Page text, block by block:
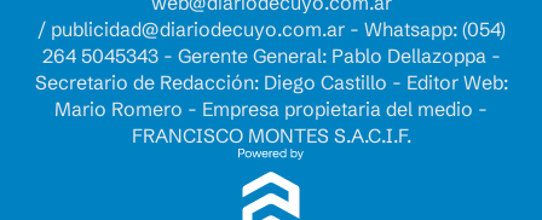
/ publicidad@diariodecuyo.com.ar- Whatsapp: (054)
264 5045343 - Gerente General: Pablo Dellazoppa -
Secretario de Redacción: Diego Castillo - Editor Web:
Mario Romero - Empresa propietaria del medio -
FRANCISCO MONTES S.A.C.I.F.